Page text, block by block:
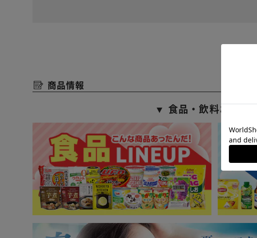
商品情報
▼ 食品・飲料おすす
※